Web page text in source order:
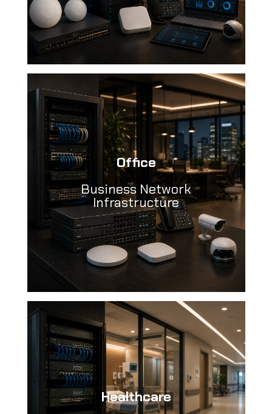
Office
Business Network
Infrastructure
Healthcare